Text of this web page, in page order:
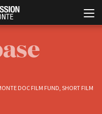
DOC FILM FUND, SHORT FILM